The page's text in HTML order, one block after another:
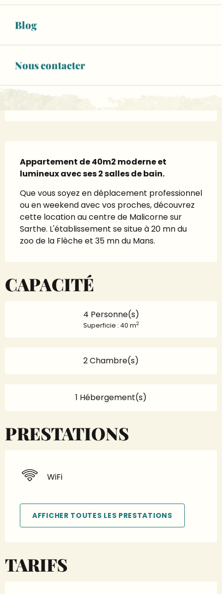
Blog
Nous contacter
APPELER
Page Facebook
Appartement de 40m2 moderne et
lumineux avec ses 2 salles de bain.
Que vous soyez en déplacement professionnel
ou en weekend avec vos proches, découvrez
cette location au centre de Malicorne sur
Sarthe. L'établissement se situe à 20 mn du
zoo de la Flèche et 35 mn du Mans.
CAPACITÉ
4 Personne(s)
Superficie : 40 m2
2 Chambre(s)
1 Hébergement(s)
PRESTATIONS
WiFi
AFFICHER TOUTES LES PRESTATIONS
TARIFS